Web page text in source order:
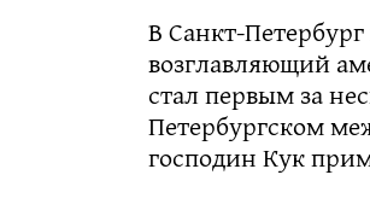
В Санкт-
возглавляющий
стал первым за
Петербургском
господин Кук